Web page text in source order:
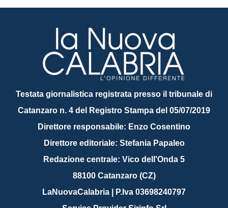
Testata giornalistica registrata presso il tribunale di
Catanzaro n. 4 del Registro Stampa del 05/07/2019
Direttore responsabile: Enzo Cosentino
Direttore editoriale: Stefania Papaleo
Redazione centrale: Vico dell'Onda 5
88100 Catanzaro (CZ)
LaNuovaCalabria | P.Iva 03698240797